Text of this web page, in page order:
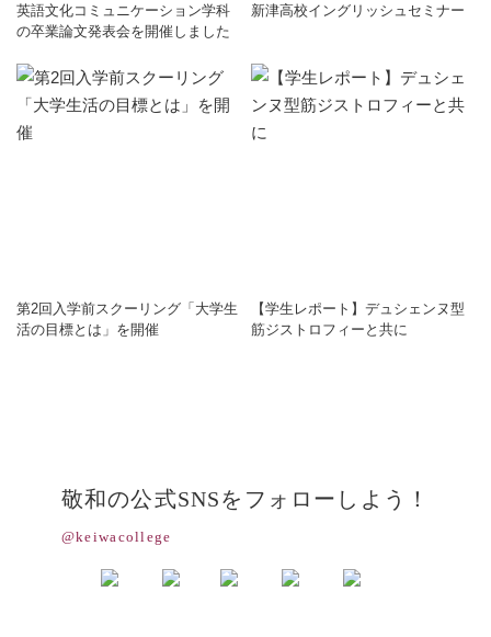
英語文化コミュニケーション学科
の卒業論文発表会を開催しました
新津高校イングリッシュセミナー
第2回入学前スクーリング「大学生
活の目標とは」を開催
【学生レポート】デュシェンヌ型
筋ジストロフィーと共に
敬和の公式SNSをフォローしよう！
@keiwacollege